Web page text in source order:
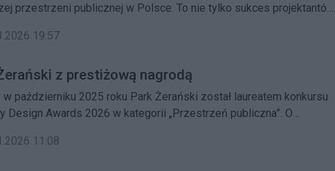
przestrzeni publicznej w Polsce. To nie tylko sukces projektantów,
w Warszawie.
19:57
z prestiżową nagrodą
w październiku 2025 roku Park Żerański został laureatem konkursu
Design Awards 2026 w kategorii „Przestrzeń publiczna”. O
nowego parku oraz jego połączenie zieleni, historii i rekreacji.
11:08